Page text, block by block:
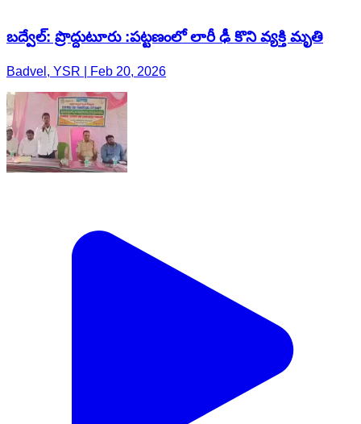
బద్వేల్: ప్రొద్దుటూరు :పట్టణంలో లారీ ఢీ కొని వ్యక్తి మృతి
Badvel, YSR | Feb 20, 2026